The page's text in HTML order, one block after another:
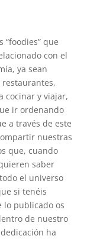
“foodies” que
con el
ya sean
cocinar y viajar,
ir ordenando
a través de este
nuestras
que, cuando
saber
el universo
si tenéis
lo publicado os
de nuestro
ha